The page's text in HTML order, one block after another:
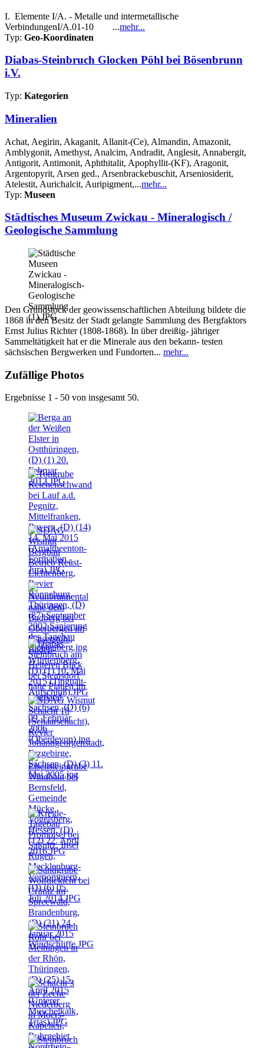
I. Elemente I/A. - Metalle und intermetallische
VerbindungenI/A.01-10 ...mehr...
Typ: Geo-Koordinaten
Diabas-Steinbruch Glocken Pöhl bei Bösenbrunn
i.V.
Typ: Kategorien
Mineralien
Achat, Aegirin, Akaganit, Allanit-(Ce), Almandin, Amazonit,
Amblygonit, Amethyst, Analcim, Andradit, Anglesit, Annabergit,
Antigorit, Antimonit, Aphthitalit, Apophyllit-(KF), Aragonit,
Argentopyrit, Arsen ged., Arsenbrackebuschit, Arseniosiderit,
Atelestit, Aurichalcit, Auripigment,...mehr...
Typ: Museen
Städtisches Museum Zwickau - Mineralogisch /
Geologische Sammlung
Den Grundstock der geowissenschaftlichen Abteilung bildete die
1868 in den Besitz der Stadt gelangte Sammlung des Bergfaktors
Ernst Julius Richter (1808-1868). In über dreißig- jähriger
Sammeltätigkeit hat er die Minerale aus den bekann- testen
sächsischen Bergwerken und Fundorten... mehr...
Zufällige Photos
Ergebnisse 1 - 50 von insgesamt 50.